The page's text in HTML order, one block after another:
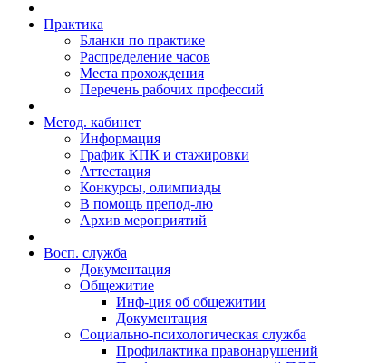
Практика
Бланки по практике
Распределение часов
Места прохождения
Перечень рабочих профессий
Метод. кабинет
Информация
График КПК и стажировки
Аттестация
Конкурсы, олимпиады
В помощь препод-лю
Архив мероприятий
Восп. cлужба
Документация
Общежитие
Инф-ция об общежитии
Документация
Социально-психологическая служба
Профилактика правонарушений